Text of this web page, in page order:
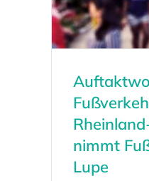
nimmt
Lupe